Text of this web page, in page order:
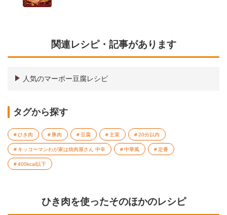
関連レシピ・記事があります
人気のマーボー豆腐レシピ
タグから探す
ひき肉 豚肉 豆腐 主菜 20分以内
キッコーマンわが家は焼肉屋さん 中辛 中華風 定番
400kcal以下
ひき肉を使ったそのほかのレシピ